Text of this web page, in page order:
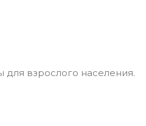
взрослого населения.